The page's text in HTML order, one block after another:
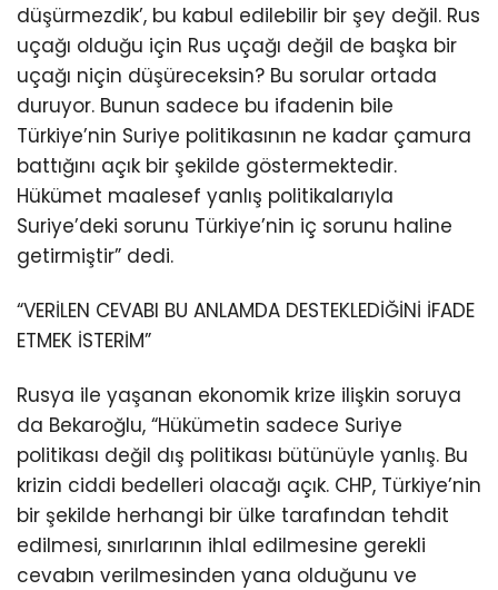
düşürmezdik’, bu kabul edilebilir bir şey değil. Rus
uçağı olduğu için Rus uçağı değil de başka bir
uçağı niçin düşüreceksin? Bu sorular ortada
duruyor. Bunun sadece bu ifadenin bile
Türkiye’nin Suriye politikasının ne kadar çamura
battığını açık bir şekilde göstermektedir.
Hükümet maalesef yanlış politikalarıyla
Suriye’deki sorunu Türkiye’nin iç sorunu haline
getirmiştir” dedi.
“VERİLEN CEVABI BU ANLAMDA DESTEKLEDİĞİNİ İFADE
ETMEK İSTERİM”
Rusya ile yaşanan ekonomik krize ilişkin soruya
da Bekaroğlu, “Hükümetin sadece Suriye
politikası değil dış politikası bütünüyle yanlış. Bu
krizin ciddi bedelleri olacağı açık. CHP, Türkiye’nin
bir şekilde herhangi bir ülke tarafından tehdit
edilmesi, sınırlarının ihlal edilmesine gerekli
cevabın verilmesinden yana olduğunu ve